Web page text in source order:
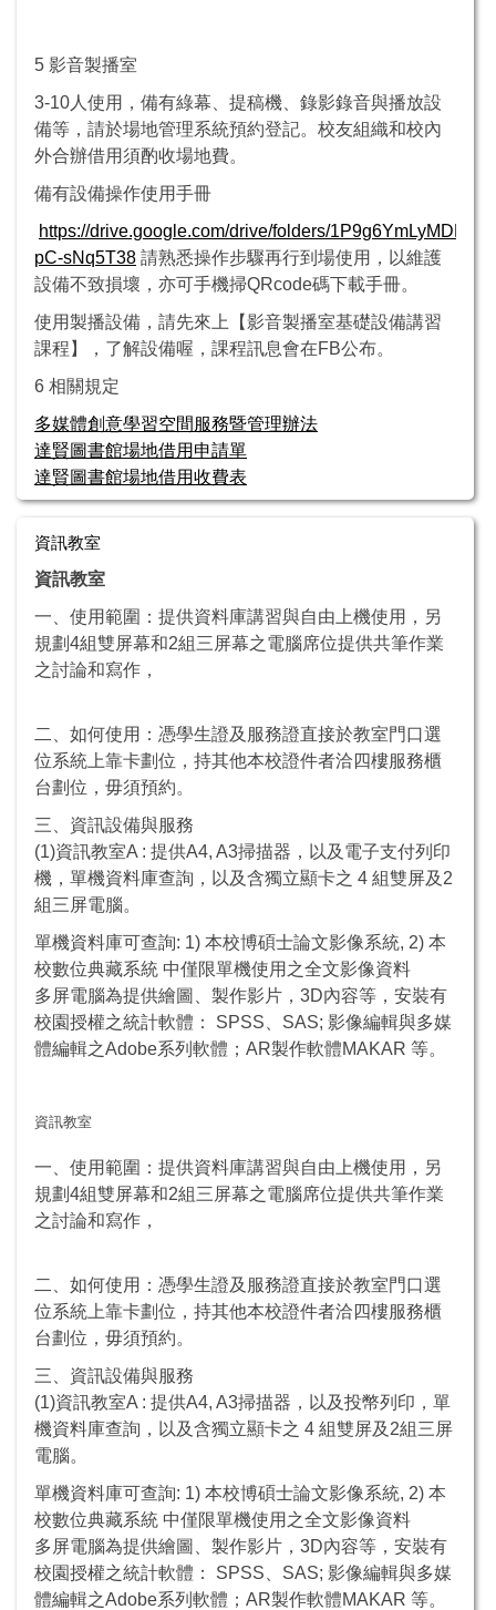
5 影音製播室
3-10人使用，備有綠幕、提稿機、錄影錄音與播放設
備等，請於場地管理系統預約登記。校友組織和校內
外合辦借用須酌收場地費。
備有設備操作使用手冊
https://drive.google.com/drive/folders/
pC-sNq5T38 請熟悉操作步驟再行到場使用，以維護
設備不致損壞，亦可手機掃QRcode碼下載手冊。
使用製播設備，請先來上【影音製播室基礎設備講習
課程】，了解設備喔，課程訊息會在FB公布。
6 相關規定
多媒體創意學習空間服務暨管理辦法
達賢圖書館場地借用申請單
達賢圖書館場地借用收費表
資訊教室
資訊教室
一、使用範圍：提供資料庫講習與自由上機使用，另
規劃4組雙屏幕和2組三屏幕之電腦席位提供共筆作業
之討論和寫作，
二、如何使用：憑學生證及服務證直接於教室門口選
位系統上靠卡劃位，持其他本校證件者洽四樓服務櫃
台劃位，毋須預約。
三、資訊設備與服務
(1)資訊教室A : 提供A4, A3掃描器，以及電子支付列印
機，單機資料庫查詢，以及含獨立顯卡之 4 組雙屏及2
組三屏電腦。
單機資料庫可查詢: 1) 本校博碩士論文影像系統, 2) 本
校數位典藏系統 中僅限單機使用之全文影像資料
多屏電腦為提供繪圖、製作影片，3D內容等，安裝有
校園授權之統計軟體： SPSS、SAS; 影像編輯與多媒
體編輯之Adobe系列軟體；AR製作軟體MAKAR 等。
資訊教室
一、使用範圍：提供資料庫講習與自由上機使用，另
規劃4組雙屏幕和2組三屏幕之電腦席位提供共筆作業
之討論和寫作，
二、如何使用：憑學生證及服務證直接於教室門口選
位系統上靠卡劃位，持其他本校證件者洽四樓服務櫃
台劃位，毋須預約。
三、資訊設備與服務
(1)資訊教室A : 提供A4, A3掃描器，以及投幣列印，單
機資料庫查詢，以及含獨立顯卡之 4 組雙屏及2組三屏
電腦。
單機資料庫可查詢: 1) 本校博碩士論文影像系統, 2) 本
校數位典藏系統 中僅限單機使用之全文影像資料
多屏電腦為提供繪圖、製作影片，3D內容等，安裝有
校園授權之統計軟體： SPSS、SAS; 影像編輯與多媒
體編輯之Adobe系列軟體；AR製作軟體MAKAR 等。